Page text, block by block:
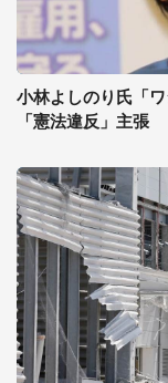
小林よしのり氏「
「憲法違反」主張